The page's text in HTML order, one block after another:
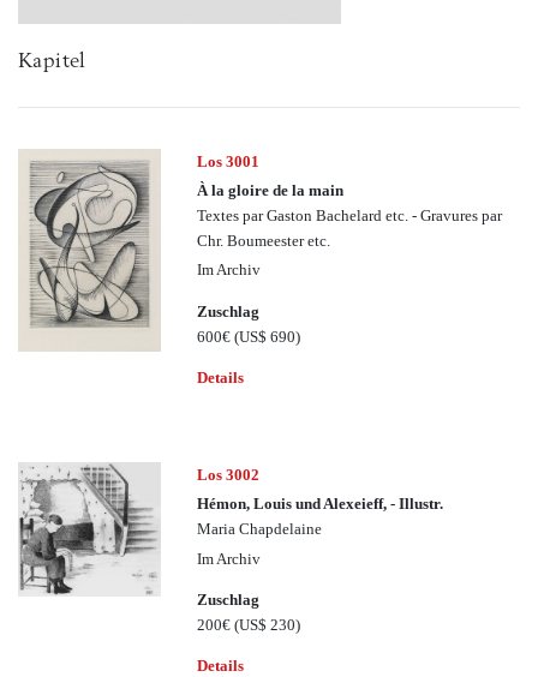
Kapitel
Los 3001
À la gloire de la main
Textes par Gaston Bachelard etc. - Gravures par
Chr. Boumeester etc.
Im Archiv
Zuschlag
600€(US$ 690)
Details
Los 3002
Hémon, Louis und Alexeieff, - Illustr.
Maria Chapdelaine
Im Archiv
Zuschlag
200€(US$ 230)
Details